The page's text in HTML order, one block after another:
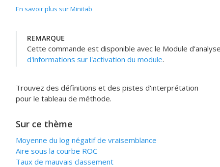
En savoir plus sur Minitab
REMARQUE
Cette commande est disponible avec le Module
d'informations sur l'activation du module.
Trouvez des définitions et des pistes d'interprétation
pour le tableau de méthode.
Sur ce thème
Moyenne du log négatif de vraisemblance
Aire sous la courbe ROC
Taux de mauvais classement